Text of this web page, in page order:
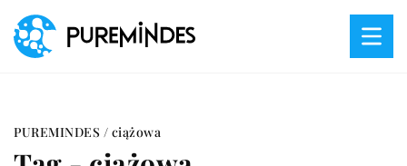
PUREMINDES / ciążowa